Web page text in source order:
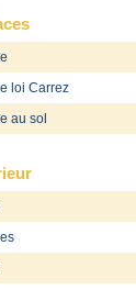
loi Carrez
au sol